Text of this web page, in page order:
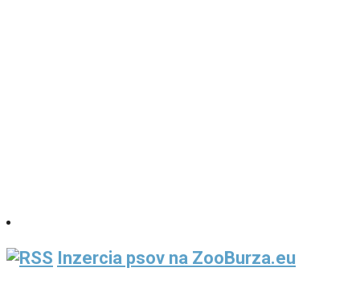
Inzercia psov na ZooBurza.eu